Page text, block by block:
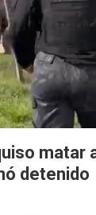
matar
detenido